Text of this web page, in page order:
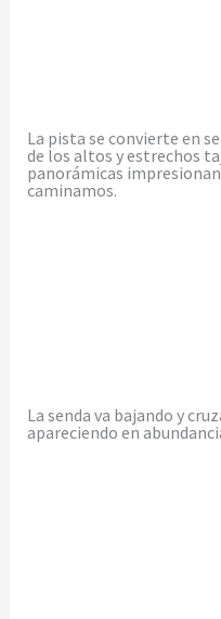
La pista se convierte en
de los altos y estrechos
panorámicas
caminamos.
La senda va bajando y
apareciendo en